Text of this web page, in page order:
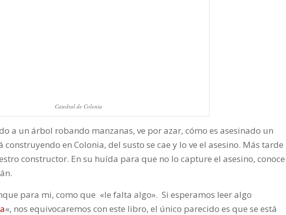
Catedral de Colonia
a un árbol robando manzanas, ve por azar, cómo es asesinado un
en Colonia, del susto se cae y lo ve el asesino. Más tarde
constructor. En su huída para que no lo capture el asesino, conoce
para mi, como que «le falta algo». Si esperamos leer algo
«, nos equivocaremos con este libro, el único parecido es que se está